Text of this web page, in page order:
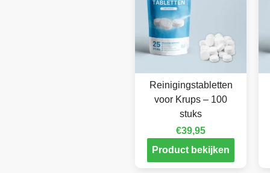
Reinigingstabletten
voor Krups – 100
stuks
€39,95
Product bekijken